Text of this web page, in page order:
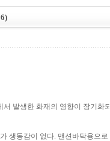
발생한 화재의 영향이 장기화
생동감이 없다. 맨션바닥용으로